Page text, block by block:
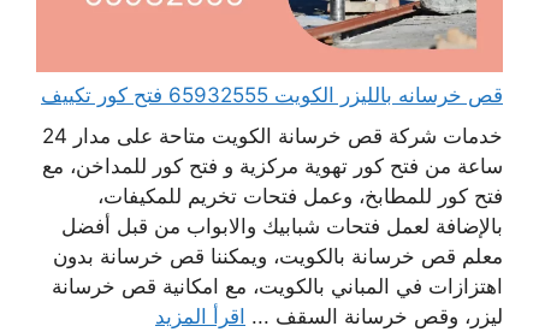
قص خرسانه بالليزر الكويت 65932555 فتح كور تكييف
خدمات شركة قص خرسانة الكويت متاحة على مدار 24
ساعة من فتح كور تهوية مركزية و فتح كور للمداخن، مع
فتح كور للمطابخ، وعمل فتحات تخريم للمكيفات،
بالإضافة لعمل فتحات شبابيك والابواب من قبل أفضل
معلم قص خرسانة بالكويت، ويمكننا قص خرسانة بدون
اهتزازات في المباني بالكويت، مع امكانية قص خرسانة
ليزر، وقص خرسانة السقف ... اقرأ المزيد